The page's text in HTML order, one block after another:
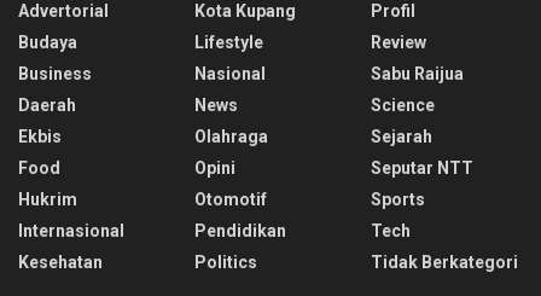
Advertorial
Budaya
Business
Daerah
Ekbis
Food
Hukrim
Internasional
Kesehatan
Kota Kupang
Lifestyle
Nasional
News
Olahraga
Opini
Otomotif
Pendidikan
Politics
Profil
Review
Sabu Raijua
Science
Sejarah
Seputar NTT
Sports
Tech
Tidak Berkategori